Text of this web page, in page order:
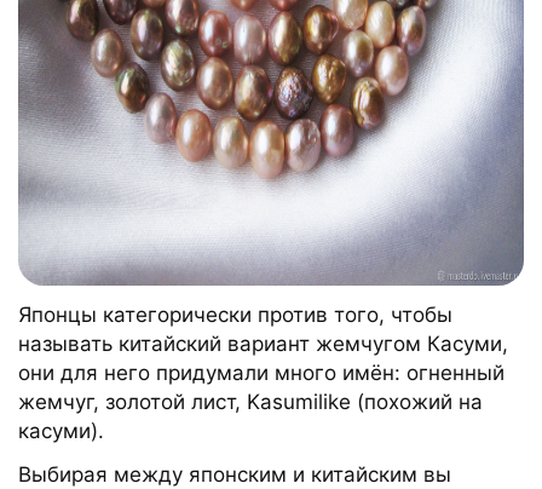
Японцы категорически против того, чтобы
называть китайский вариант жемчугом Касуми,
они для него придумали много имён: огненный
жемчуг, золотой лист, Kasumilike (похожий на
касуми).
Выбирая между японским и китайским вы